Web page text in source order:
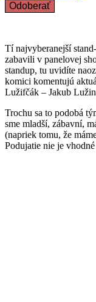
Tí najvyberanejší
zabavili v panelovej
standup, tu uvidíte
komici komentujú
Lužifčák – Jakub
Trochu sa to podobá
sme mladší, zábavní,
(napriek tomu, že
Podujatie nie je